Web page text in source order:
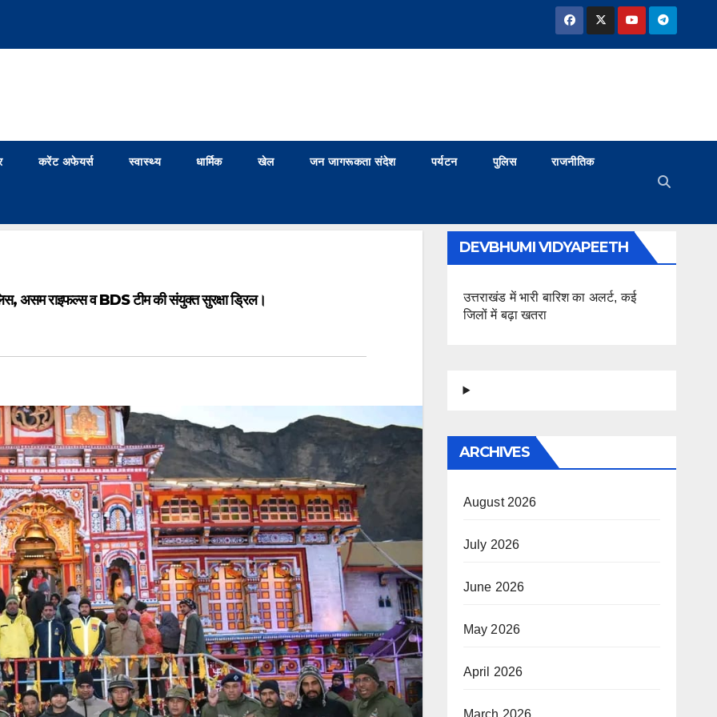
करेंट अफेयर्स स्वास्थ्य धार्मिक खेल जन जागरूकता संदेश पर्यटन पुलिस राजनीतिक
असम राइफल्स व BDS टीम की संयुक्त सुरक्षा ड्रिल।
DEVBHUMI VIDYAPEETH
उत्तराखंड में भारी बारिश का अलर्ट, कई
जिलों में बढ़ा खतरा
ARCHIVES
August 2026
July 2026
June 2026
May 2026
April 2026
March 2026